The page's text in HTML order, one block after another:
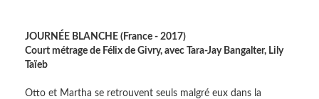
JOURNÉE BLANCHE (France - 2017)
Court métrage de Félix de Givry, avec Tara-Jay Bangalter, Lily
Taïeb
Otto et Martha se retrouvent seuls malgré eux dans la